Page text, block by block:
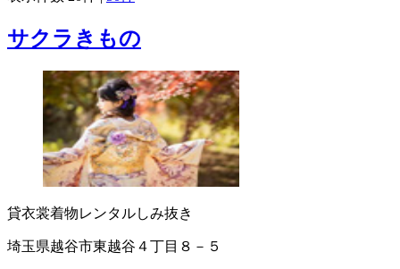
サクラきもの
貸衣裳着物レンタルしみ抜き
埼玉県越谷市東越谷４丁目８－５